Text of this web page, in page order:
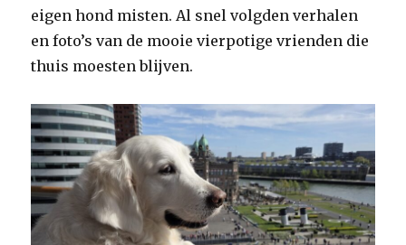
eigen hond misten. Al snel volgden verhalen
en foto’s van de mooie vierpotige vrienden die
thuis moesten blijven.